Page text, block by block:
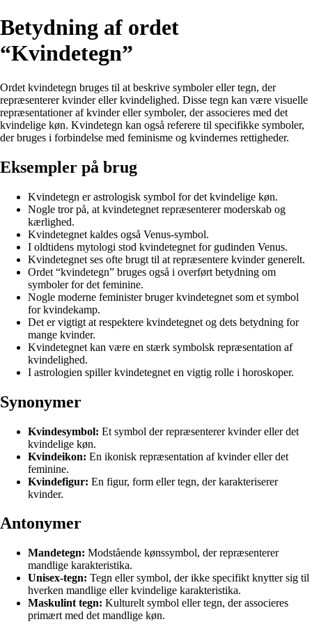
Betydning af ordet
“Kvindetegn”
Ordet kvindetegn bruges til at beskrive symboler eller tegn, der
repræsenterer kvinder eller kvindelighed. Disse tegn kan være visuelle
repræsentationer af kvinder eller symboler, der associeres med det
kvindelige køn. Kvindetegn kan også referere til specifikke symboler,
der bruges i forbindelse med feminisme og kvindernes rettigheder.
Eksempler på brug
Kvindetegn er astrologisk symbol for det kvindelige køn.
Nogle tror på, at kvindetegnet repræsenterer moderskab og
kærlighed.
Kvindetegnet kaldes også Venus-symbol.
I oldtidens mytologi stod kvindetegnet for gudinden Venus.
Kvindetegnet ses ofte brugt til at repræsentere kvinder generelt.
Ordet “kvindetegn” bruges også i overført betydning om
symboler for det feminine.
Nogle moderne feminister bruger kvindetegnet som et symbol
for kvindekamp.
Det er vigtigt at respektere kvindetegnet og dets betydning for
mange kvinder.
Kvindetegnet kan være en stærk symbolsk repræsentation af
kvindelighed.
I astrologien spiller kvindetegnet en vigtig rolle i horoskoper.
Synonymer
Kvindesymbol: Et symbol der repræsenterer kvinder eller det
kvindelige køn.
Kvindeikon: En ikonisk repræsentation af kvinder eller det
feminine.
Kvindefigur: En figur, form eller tegn, der karakteriserer
kvinder.
Antonymer
Mandetegn: Modstående kønssymbol, der repræsenterer
mandlige karakteristika.
Unisex-tegn: Tegn eller symbol, der ikke specifikt knytter sig til
hverken mandlige eller kvindelige karakteristika.
Maskulint tegn: Kulturelt symbol eller tegn, der associeres
primært med det mandlige køn.